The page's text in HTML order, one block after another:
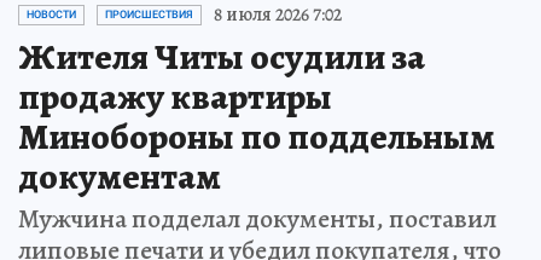
НОВОСТИ ПРОИСШЕСТВИЯ 8 июля 2026 7:02
Жителя Читы осудили за
продажу квартиры
Минобороны по поддельным
документам
Мужчина подделал документы, поставил
липовые печати и убедил покупателя, что